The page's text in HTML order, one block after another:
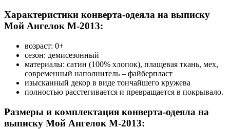
Характеристики конверта-одеяла на выписку
Мой Ангелок М-2013:
возраст: 0+
сезон: демисезонный
материалы: сатин (100% хлопок), плащевая ткань, мех,
современный наполнитель – файберпласт
изысканный декор в виде тончайшего кружева
полностью расстегивается и превращается в покрывало.
Размеры и комплектация конверта-одеяла на
выписку Мой Ангелок М-2013: